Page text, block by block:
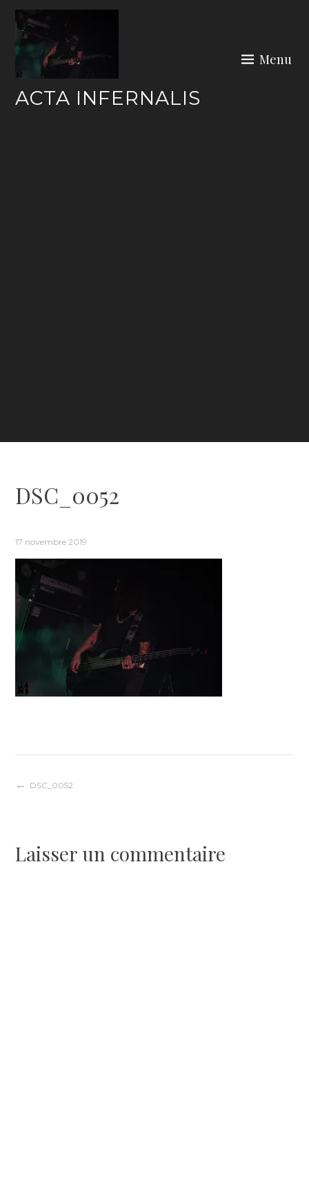
Skip
content
ACTA INFERNALIS
Menu
DSC_0052
17 novembre 2019
Navigation
l’article
DSC_0052
Laisser un commentaire